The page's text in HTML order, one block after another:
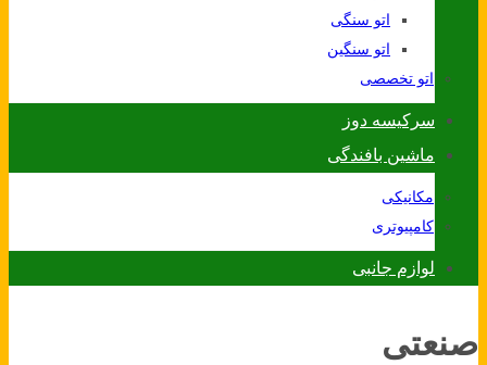
اتو سنگی
اتو سنگین
اتو تخصصی
سرکیسه دوز
ماشین بافندگی
مکانیکی
کامپیوتری
لوازم جانبی
صنعتی